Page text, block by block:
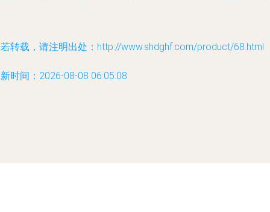
转载，请注明出处：http://www.shdghf.com/product/68.html
时间：2026-08-08 06:05:08